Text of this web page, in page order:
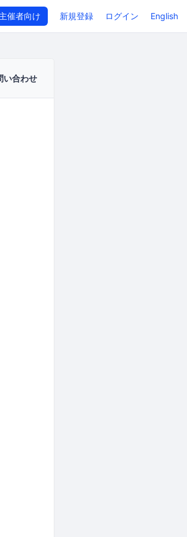
主催者向け 新規登録 ログイン English
い合わせ